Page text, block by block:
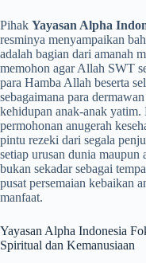
​Pihak Yayasan Alpha
resminya menyampaikan
adalah bagian dari amanah
memohon agar Allah SWT
para Hamba Allah beserta
sebagaimana para
kehidupan anak-anak
permohonan anugerah
pintu rezeki dari segala
setiap urusan dunia maupun
bukan sekadar sebagai
pusat persemaian kebaikan
manfaat.
​Yayasan Alpha Indonesia
Spiritual dan Kemanusiaan